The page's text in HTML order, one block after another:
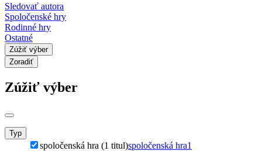
Sledovať autora
Spoločenské hry
Rodinné hry
Ostatné
Zúžiť výber
Zoradiť
Zúžiť výber
Typ
spoločenská hra (1 titul)spoločenská hra1